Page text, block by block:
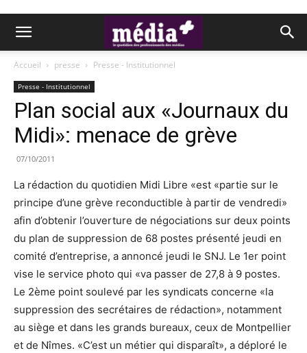
Accueil presse Presse - Institutionnel
Presse - Institutionnel
Plan social aux «Journaux du
Midi»: menace de grève
07/10/2011
La rédaction du quotidien Midi Libre «est «partie sur le
principe d’une grève reconductible à partir de vendredi»
afin d’obtenir l’ouverture de négociations sur deux points
du plan de suppression de 68 postes présenté jeudi en
comité d’entreprise, a annoncé jeudi le SNJ. Le 1er point
vise le service photo qui «va passer de 27,8 à 9 postes.
Le 2ème point soulevé par les syndicats concerne «la
suppression des secrétaires de rédaction», notamment
au siège et dans les grands bureaux, ceux de Montpellier
et de Nîmes. «C’est un métier qui disparaît», a déploré le